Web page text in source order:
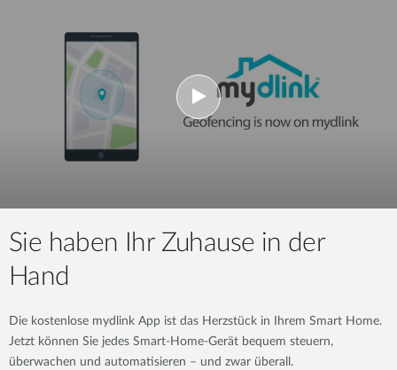
Sie haben Ihr Zuhause in der
Hand
Die kostenlose mydlink App ist das Herzstück in Ihrem Smart Home.
Jetzt können Sie jedes Smart-Home-Gerät bequem steuern,
überwachen und automatisieren – und zwar überall.